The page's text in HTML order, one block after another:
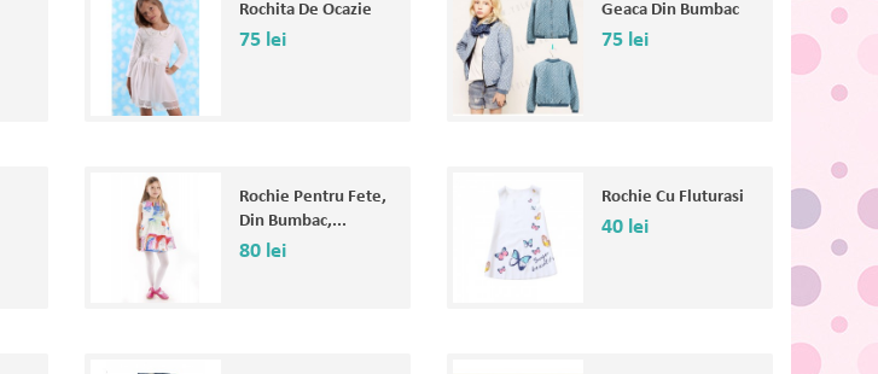
Rochita De Ocazie
75 lei
Geaca Din Bumbac
75 lei
Rochie Pentru Fete,
Din Bumbac,...
80 lei
Rochie Cu Fluturasi
40 lei